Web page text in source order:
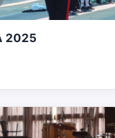
2025